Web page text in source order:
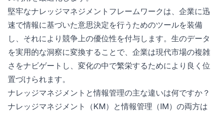
堅牢なナレッジマネジメントフレームワークは、企業に迅
速で情報に基づいた意思決定を行うためのツールを装備
し、それにより競争上の優位性を付与します。生のデータ
を実用的な洞察に変換することで、企業は現代市場の複雑
さをナビゲートし、変化の中で繁栄するためにより良く位
置づけられます。
ナレッジマネジメントと情報管理の主な違いは何ですか？
ナレッジマネジメント（KM）と情報管理（IM）の両方は